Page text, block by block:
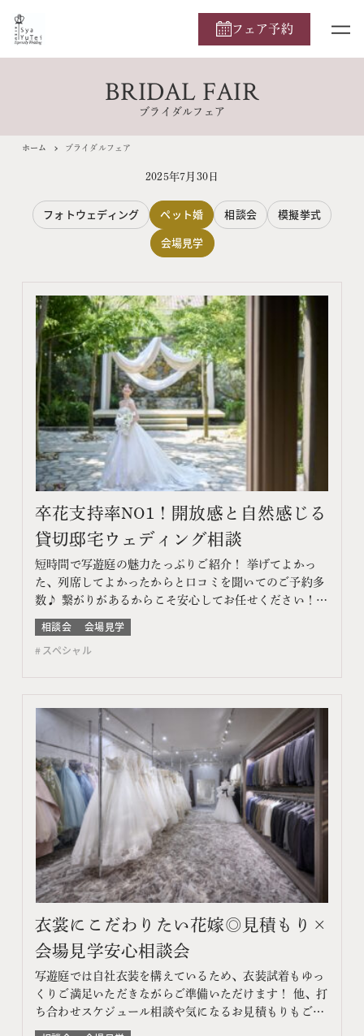
フェア予約
BRIDAL FAIR
ブライダルフェア
ホーム ブライダルフェア
2025年7月30日
フォトウェディング ペット婚 相談会
模擬挙式
会場見学
卒花支持率NO1！開放感と自然感じる
貸切邸宅ウェディング相談
短時間で写遊庭の魅力たっぷりご紹介！ 挙げてよかっ
た、列席してよかったからと口コミを聞いてのご予約多
数♪ 繋がりがあるからこそ安心してお任せください！
このフェアに含まれるコンテンツ フェア特典 特典内容
WEBサイトよりフェア予約をしていただき、ご来館いた
だいた方限定でエンゲージメントフォトをプレゼント♪
相談会
会場見学
スペシャル
衣裳にこだわりたい花嫁◎見積もり×
会場見学安心相談会
写遊庭では自社衣装を構えているため、衣装試着もゆっ
くりご満足いただきながらご準備いただけます！ 他、打
ち合わせスケジュール相談や気になるお見積もりもご提
案♪ このフェアに含まれるコンテンツ フェア特典 特典